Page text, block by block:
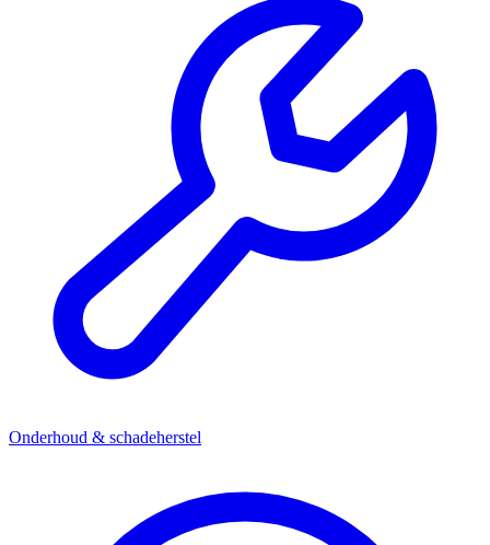
Onderhoud & schadeherstel